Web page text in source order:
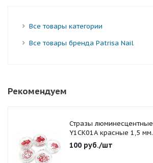
Все товары категории
Все товары бренда Patrisa Nail
Рекомендуем
Стразы
Y1CK01A красные 1,5 мм.
100 руб./шт